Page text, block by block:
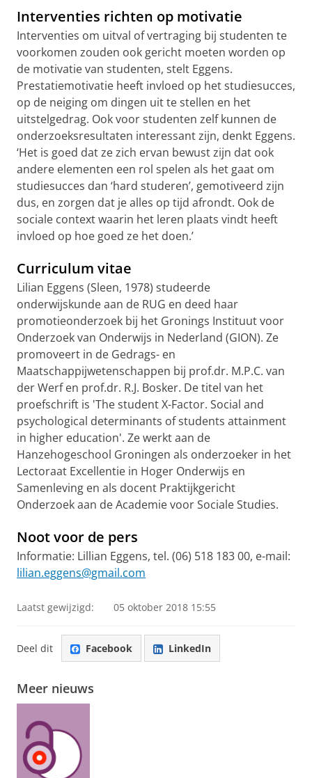
Interventies richten op motivatie
Interventies om uitval of vertraging bij studenten te
voorkomen zouden ook gericht moeten worden op
de motivatie van studenten, stelt Eggens.
Prestatiemotivatie heeft invloed op het studiesucces,
op de neiging om dingen uit te stellen en het
uitstelgedrag. Ook voor studenten zelf kunnen de
onderzoeksresultaten interessant zijn, denkt Eggens.
‘Het is goed dat ze zich ervan bewust zijn dat ook
andere elementen een rol spelen als het gaat om
studiesucces dan ‘hard studeren’, gemotiveerd zijn
dus, en zorgen dat je alles op tijd afrondt. Ook de
sociale context waarin het leren plaats vindt heeft
invloed op hoe goed ze het doen.’
Curriculum vitae
Lilian Eggens (Sleen, 1978) studeerde
onderwijskunde aan de RUG en deed haar
promotieonderzoek bij het Gronings Instituut voor
Onderzoek van Onderwijs in Nederland (GION). Ze
promoveert in de Gedrags- en
Maatschappijwetenschappen bij prof.dr. M.P.C. van
der Werf en prof.dr. R.J. Bosker. De titel van het
proefschrift is 'The student X-Factor. Social and
psychological determinants of students attainment
in higher education'. Ze werkt aan de
Hanzehogeschool Groningen als onderzoeker in het
Lectoraat Excellentie in Hoger Onderwijs en
Samenleving en als docent Praktijkgericht
Onderzoek aan de Academie voor Sociale Studies.
Noot voor de pers
Informatie: Lillian Eggens, tel. (06) 518 183 00, e-mail:
lilian.eggens@gmail.com
Laatst gewijzigd: 05 oktober 2018 15:55
Deel dit Facebook LinkedIn
Meer nieuws